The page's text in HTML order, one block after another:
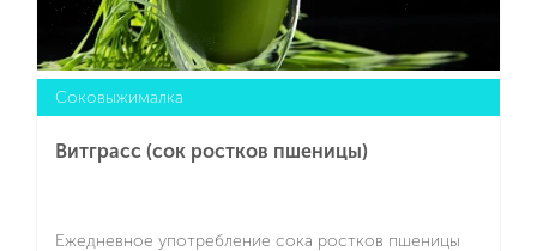
Cоковыжималка
Витграсс (сок ростков пшеницы)
Ежедневное употребление сока ростков пшеницы